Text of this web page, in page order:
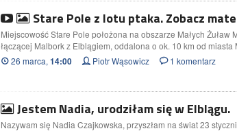
Stare Pole z lotu ptaka. Zobacz
Miejscowość Stare Pole położona na obszarze Małych
łączącej Malbork z Elblągiem, oddalona o ok. 10 km od
26 marca, 14:00 Piotr Wąsowicz 1 komentarz
Jestem Nadia, urodziłam się w Elblągu.
Nazywam się Nadia Czajkowska, przyszłam na świat 23